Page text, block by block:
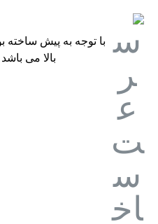
با توجه به پیش
بالا می باشد